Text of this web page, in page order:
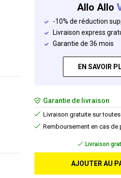
Allo Allo
-10% de réduction
Livraison express
Garantie de 36 mois
EN SAVOIR
Garantie de livraison
Livraison gratuite sur
Remboursement en cas de
Livraison
AJOUTER AU